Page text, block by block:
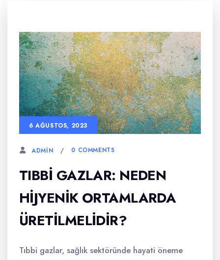
6 AĞUSTOS, 2023
ADMIN 0 COMMENTS
TIBBI GAZLAR: NEDEN
HIJYENIK ORTAMLARDA
ÜRETILMELIDIR?
Tıbbi gazlar, sağlık sektöründe hayati öneme